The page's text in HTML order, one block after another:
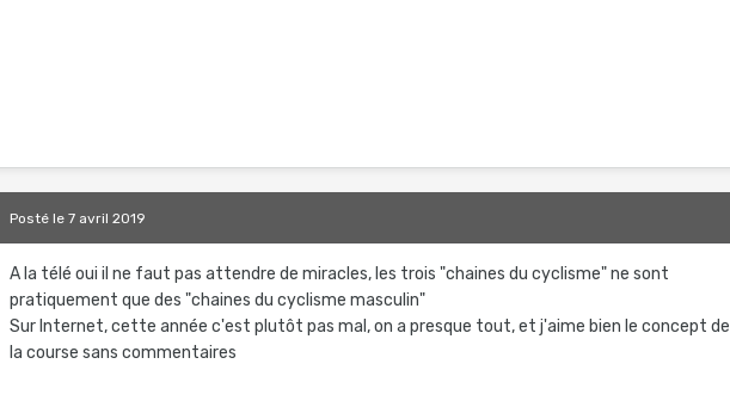
Postéle 7 avril 2019
A la télé oui il ne faut pas attendre de miracles, les trois "chaines du cyclisme" ne sont
pratiquement que des "chaines du cyclisme masculin"
Sur Internet, cette année c'est plutôt pas mal, on a presque tout, et j'aime bien le concept de
la course sans commentaires